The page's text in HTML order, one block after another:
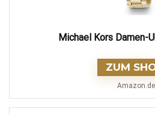
Michael Kors Damen-
ZUM
Amazon.de